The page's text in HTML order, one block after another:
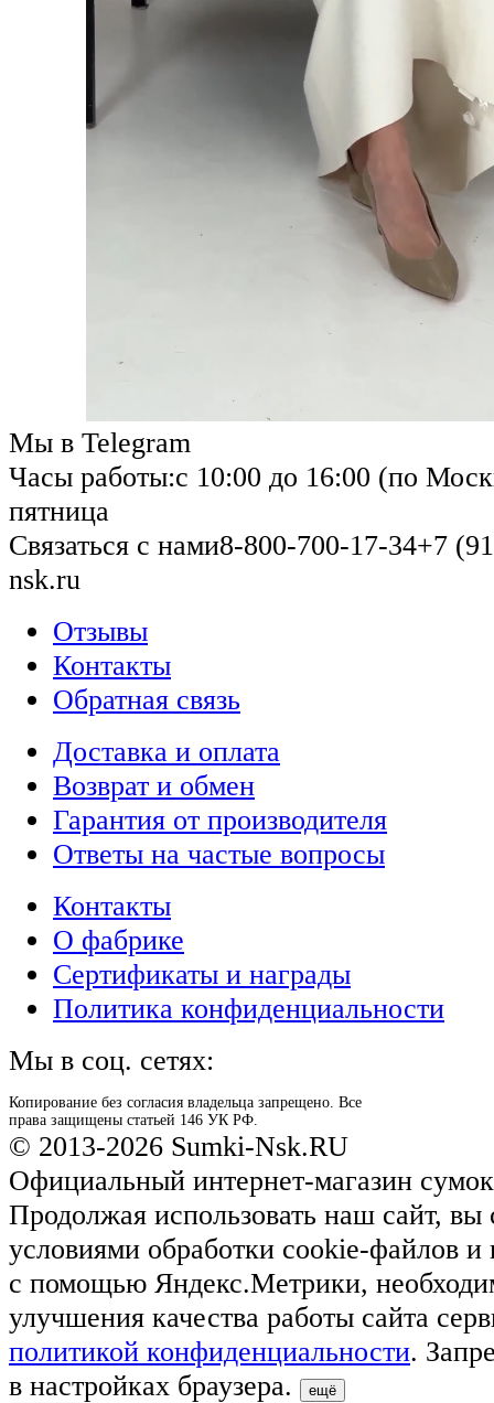
Мы в Telegram
Часы работы:с 10:00 до 16:00 (по
пятница
Связаться с нами8-800-700-17-34+7
nsk.ru
Отзывы
Контакты
Обратная связь
Доставка и оплата
Возврат и обмен
Гарантия от производителя
Ответы на частые вопросы
Контакты
О фабрике
Сертификаты и награды
Политика конфиденциальности
Мы в соц. сетях:
Копирование без согласия владельца запрещено. Все
права защищены статьей 146 УК РФ.
© 2013-2026 Sumki-Nsk.RU
Официальный интернет-магазин
Продолжая использовать наш сайт, вы
условиями обработки cookie-файлов и
с помощью Яндекс.Метрики,
улучшения качества работы сайта
политикой конфиденциальности.
в настройках браузера.
ещё